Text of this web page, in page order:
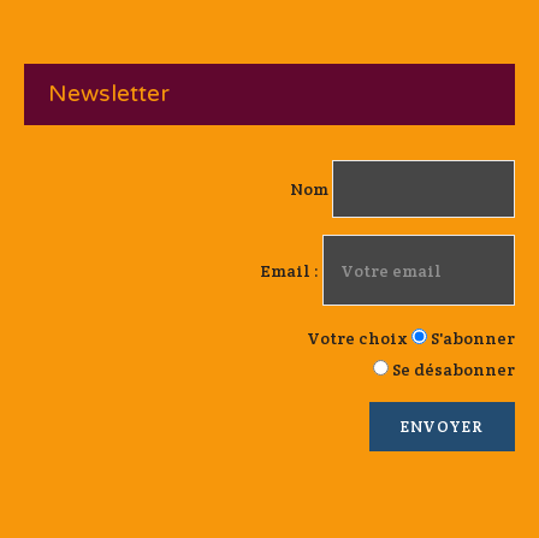
Newsletter
Nom
Email :
Votre choix
S'abonner
Se désabonner